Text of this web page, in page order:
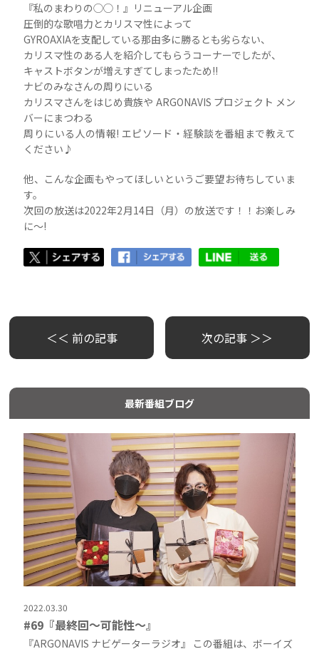
『私のまわりの◯◯！』リニューアル企画
圧倒的な歌唱力とカリスマ性によって
GYROAXIAを支配している那由多に勝るとも劣らない、
カリスマ性のある人を紹介してもらうコーナーでしたが、
キャストボタンが増えすぎてしまったため!!
ナビのみなさんの周りにいる
カリスマさんをはじめ貴族や ARGONAVIS プロジェクト メン
バーにまつわる
周りにいる人の情報! エピソード・経験談を番組まで教えて
ください♪
他、こんな企画もやってほしいというご要望お待ちしていま
す。
次回の放送は2022年2月14日（月）の放送です！！お楽しみ
に〜!
＜＜ 前の記事 次の記事 ＞＞
最新番組ブログ
2022.03.30
#69『最終回〜可能性〜』
『ARGONAVIS ナビゲーターラジオ』 この番組は、ボーイズ